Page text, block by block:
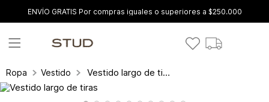
ENVÍO GRATIS Por compras iguales o superiores a $250.000
Ropa Vestidos Vestido largo de tiras